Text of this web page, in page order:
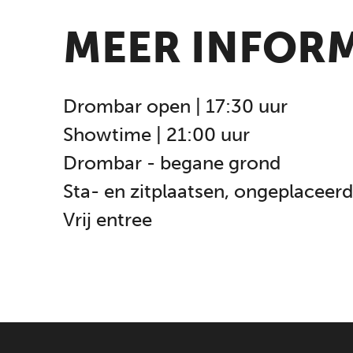
MEER
Drombar open | 17:30 uur
Showtime | 21:00 uur
Drombar - begane grond
Sta- en zitplaatsen, ongeplaceerd
Vrij entree